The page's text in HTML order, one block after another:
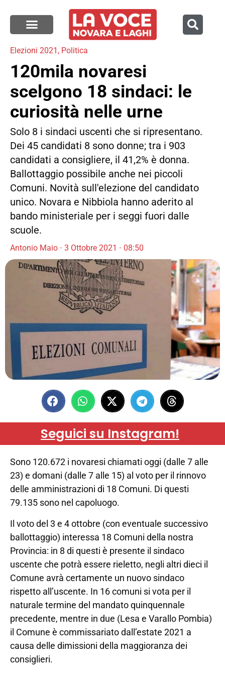
Elezioni 2021 , Politica
120mila novaresi
scelgono 18 sindaci: le
curiosità nelle urne
Solo 8 i sindaci uscenti che si ripresentano.
Dei 45 candidati 8 sono donne; tra i 903
candidati a consigliere, il 41,2% è donna.
Ballottaggio possibile anche nei piccoli
Comuni. Novità sull'elezione del candidato
unico. Novara e Nibbiola hanno aderito al
bando ministeriale per i seggi fuori dalle
scuole.
Antonio Maio 3 Ottobre 2021 08:50
Seguici su Instagram!
Sono 120.672 i novaresi chiamati oggi (dalle 7 alle
23) e domani (dalle 7 alle 15) al voto per il rinnovo
delle amministrazioni di 18 Comuni. Di questi
79.135 sono nel capoluogo.
Il voto del 3 e 4 ottobre (con eventuale successivo
ballottaggio) interessa 18 Comuni della nostra
Provincia: in 8 di questi è presente il sindaco
uscente che potrà essere rieletto, negli altri dieci il
Comune avrà certamente un nuovo sindaco
rispetto all’uscente. In 16 comuni si vota per il
naturale termine del mandato quinquennale
precedente, mentre in due (Lesa e Varallo Pombia)
il Comune è commissariato dall’estate 2021 a
causa delle dimissioni della maggioranza dei
consiglieri.